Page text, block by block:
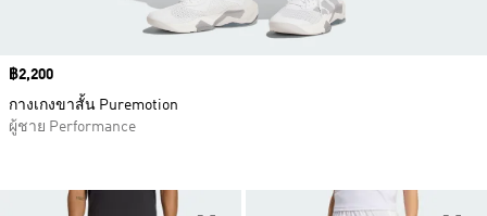
Price
฿2,200
กางเกงขาสั้น Puremotion
ผู้ชาย Performance